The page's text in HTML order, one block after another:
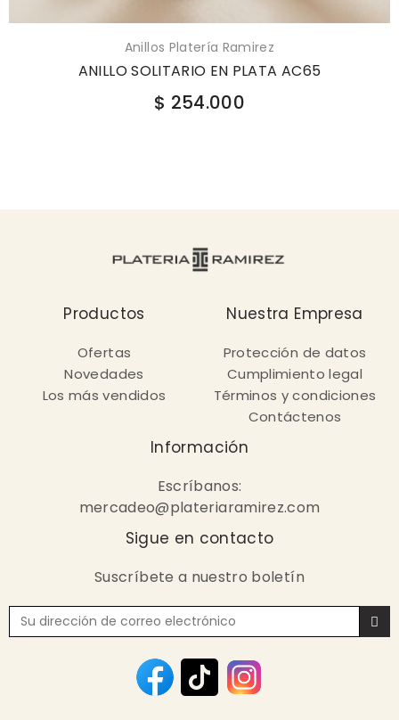
Anillos Platería Ramirez
ANILLO SOLITARIO EN PLATA AC65
$ 254.000
Productos
Ofertas
Novedades
Los más vendidos
Nuestra Empresa
Protección de datos
Cumplimiento legal
Términos y condiciones
Contáctenos
Información
Escríbanos:
mercadeo@plateriaramirez.com
Sigue en contacto
Suscríbete a nuestro boletín